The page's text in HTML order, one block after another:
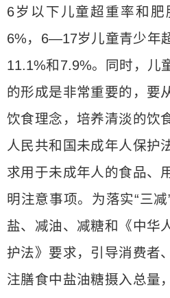
6岁以下儿童超重率和肥
6%，6—17岁儿童青少年
11.1%和7.9%。同时，儿
的形成是非常重要的，要
饮食理念，培养清淡的饮
人民共和国未成年人保护
求用于未成年人的食品、
明注意事项。为落实“三
盐、减油、减糖和《中华
护法》要求，引导消费者
注膳食中盐油糖摄入总量